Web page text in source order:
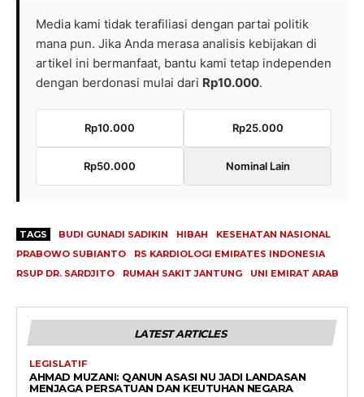
Media kami tidak terafiliasi dengan partai politik
mana pun. Jika Anda merasa analisis kebijakan di
artikel ini bermanfaat, bantu kami tetap independen
dengan berdonasi mulai dari Rp10.000.
Rp10.000 Rp25.000
Rp50.000 Nominal Lain
TAGS BUDI GUNADI SADIKIN HIBAH
KESEHATAN NASIONAL
PRABOWO SUBIANTO
RS KARDIOLOGI EMIRATES INDONESIA
RSUP DR. SARDJITO
RUMAH SAKIT JANTUNG UNI EMIRAT ARAB
LATEST ARTICLES
LEGISLATIF
AHMAD MUZANI: QANUN ASASI NU JADI LANDASAN
MENJAGA PERSATUAN DAN KEUTUHAN NEGARA